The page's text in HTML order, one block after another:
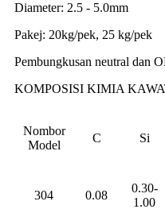
Diameter: 2.5 - 5.0mm
Pakej: 20kg/pek, 25 kg/pek
Pembungkusan neutral dan
KOMPOSISI KIMIA
Nombor
Model
C Si
304 0.08
0.30-
1.00